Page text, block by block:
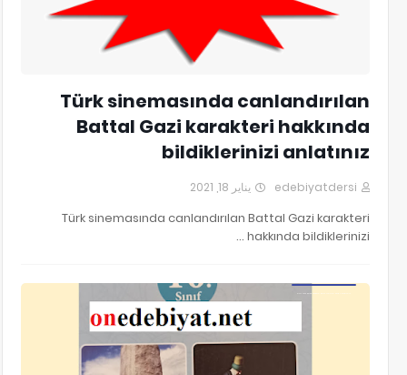
Türk sinemasında canlandırılan
Battal Gazi karakteri hakkında
bildiklerinizi anlatınız
edebiyatdersi يناير 18, 2021
Türk sinemasında canlandırılan Battal Gazi karakteri
hakkında bildiklerinizi …